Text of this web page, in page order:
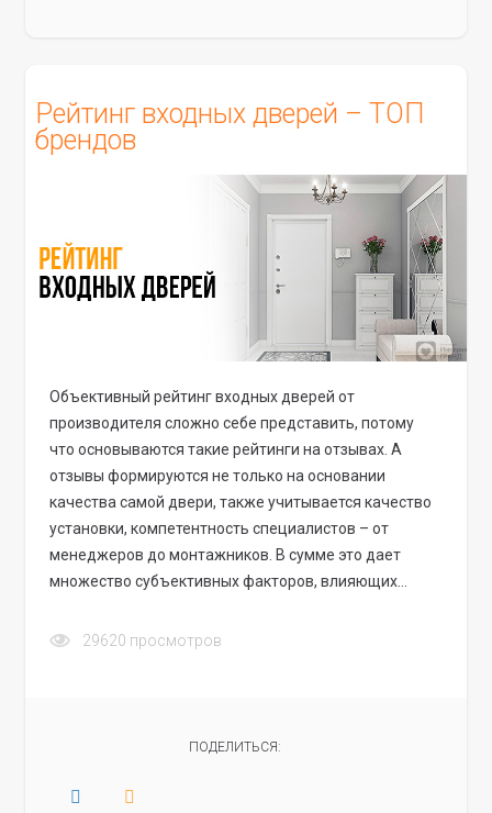
Рейтинг входных дверей – ТОП
брендов
Объективный рейтинг входных дверей от
производителя сложно себе представить, потому
что основываются такие рейтинги на отзывах. А
отзывы формируются не только на основании
качества самой двери, также учитывается качество
установки, компетентность специалистов – от
менеджеров до монтажников. В сумме это дает
множество субъективных факторов, влияющих…
29620 просмотров
ПОДЕЛИТЬСЯ: